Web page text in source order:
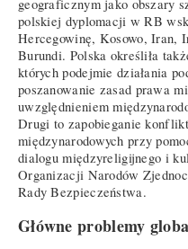
geograficznym jako obszary
polskiej dyplomacji w RB
Hercegowinę, Kosowo, Iran,
Burundi. Polska określiła
których podejmie działania
poszanowanie zasad prawa
uwzględnieniem
Drugi to zapobieganie
międzynarodowych przy
dialogu międzyreligijnego i
Organizacji Narodów
Rady Bezpieczeństwa.
Główne problemy